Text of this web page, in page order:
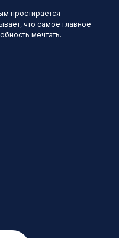
простирается
что самое главное
мечтать.